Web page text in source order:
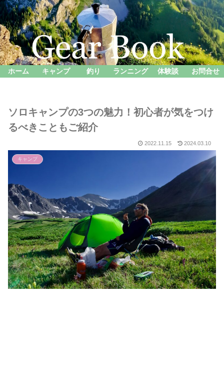
ホーム キャンプ 釣り ランニング 体験談 お問合せ
ソロキャンプの3つの魅力！初心者が気をつけ
るべきこともご紹介
2022.11.15 2024.03.10
キャンプ